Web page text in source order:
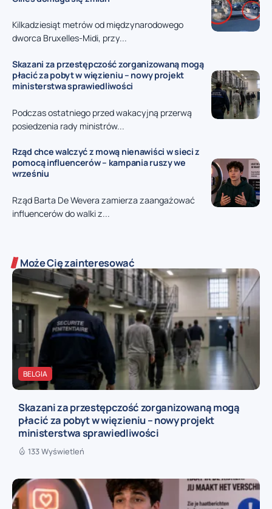
Kilkadziesiąt metrów od międzynarodowego
dworca Bruxelles-Midi, przy...
Skazani za przestępczość zorganizowaną mogą
płacić za pobyt w więzieniu – nowy projekt
ministerstwa sprawiedliwości
Podczas ostatniego przed wakacyjną przerwą
posiedzenia rady ministrów...
Rząd chce walczyć z mową nienawiści w sieci z
pomocą influencerów – kampania ruszy we
wrześniu
Rząd Barta De Wevera zamierza zaangażować
influencerów do walki z...
Może Cię zainteresować
BELGIA
Skazani za przestępczość zorganizowaną mogą
płacić za pobyt w więzieniu – nowy projekt
ministerstwa sprawiedliwości
133 Wyświetleń